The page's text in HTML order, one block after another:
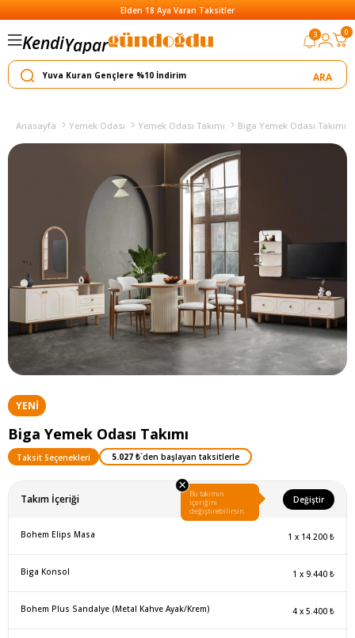
Elden 18 Aya Varan Taksitler
KendiYapar
Satar
3 0
Anasayfa Yemek Odası Yemek Odası Takımı Biga Yemek Odası Takımı
YENI
ÜRÜN
Biga Yemek Odası Takımı
Taksit Seçenekleri 5.027 ₺`den başlayan taksitlerle
Takım İçeriği Değiştir
× Bu takımın
içeriğini
değiştirebilirsin.
Bohem Elips Masa 1 x 14.200 ₺
Biga Konsol 1 x 9.440 ₺
Bohem Plus Sandalye (Metal Kahve Ayak/Krem) 4x 5.400 ₺